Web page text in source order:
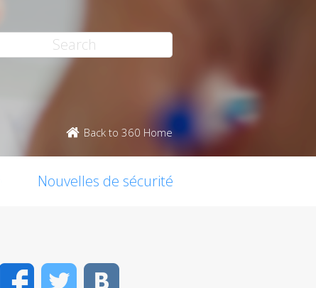
Back to 360 Home
Nouvelles de sécurité